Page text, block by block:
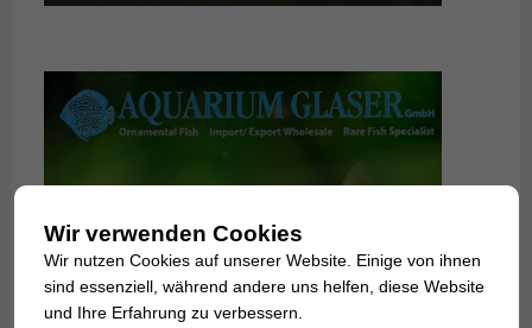
Wir verwenden Cookies
Wir nutzen Cookies auf unserer Website. Einige von ihnen
sind essenziell, während andere uns helfen, diese Website
und Ihre Erfahrung zu verbessern.